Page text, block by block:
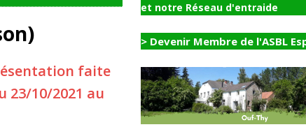
faite
23/10/2021 au
et notre Réseau d'entraide
> Devenir Membre de l'ASBL